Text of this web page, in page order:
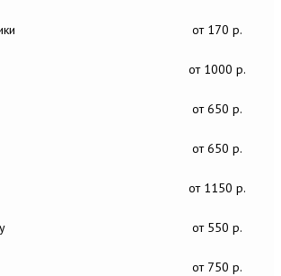
от 170 р.
от 1000 р.
от 650 р.
от 650 р.
от 1150 р.
от 550 р.
от 750 р.